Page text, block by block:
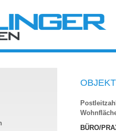
Postleitzahl
BÜRO/